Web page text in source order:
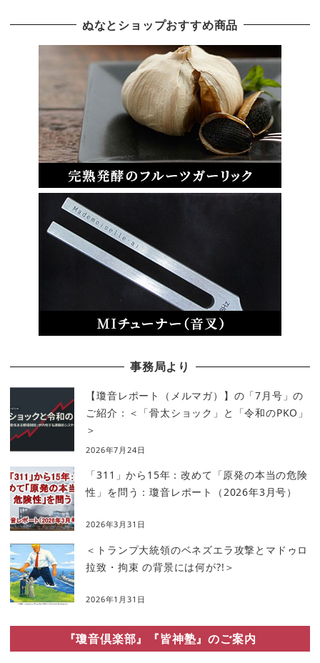
ぬなとショップおすすめ商品
事務局より
【瓊音レポート（メルマガ）】の「7月号」の
ご紹介：＜「骨太ショック」と「令和のPKO」
＞
2026年7月24日
「311」から15年：改めて「原発の本当の危険
性」を問う：瓊音レポート（2026年3月号）
2026年3月31日
＜トランプ大統領のベネズエラ攻撃とマドゥロ
拉致・拘束 の背景には何が?!＞
2026年1月31日
『瓊音倶楽部』『皆神塾』のご案内